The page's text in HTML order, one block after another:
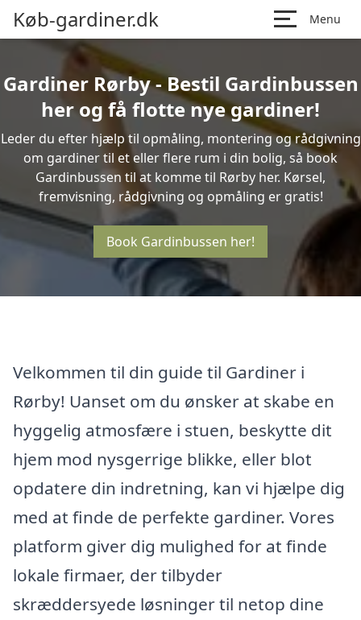
Køb-gardiner.dk Menu
Gardiner Rørby - Bestil Gardinbussen
her og få flotte nye gardiner!
Leder du efter hjælp til opmåling, montering og rådgivning
om gardiner til et eller flere rum i din bolig, så book
Gardinbussen til at komme til Rørby her. Kørsel,
fremvisning, rådgivning og opmåling er gratis!
Book Gardinbussen her!
Velkommen til din guide til Gardiner i
Rørby! Uanset om du ønsker at skabe en
hyggelig atmosfære i stuen, beskytte dit
hjem mod nysgerrige blikke, eller blot
opdatere din indretning, kan vi hjælpe dig
med at finde de perfekte gardiner. Vores
platform giver dig mulighed for at finde
lokale firmaer, der tilbyder
skræddersyede løsninger til netop dine